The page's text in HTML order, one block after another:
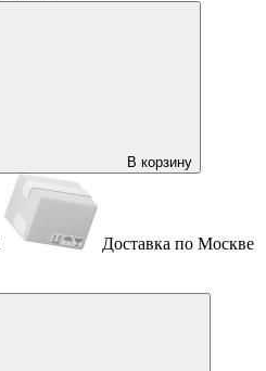
В корзину
Доставка по Москве